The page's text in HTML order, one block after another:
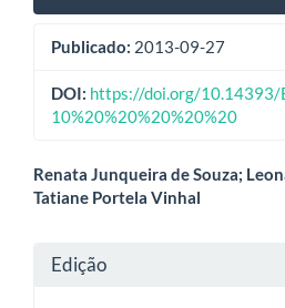
Publicado: 2013-09-27
DOI: https://doi.org/10.14393/
10%20%20%20%20%20
Conteúdo
artigo
Renata Junqueira de Souza;
Tatiane Portela Vinhal
Detalhes
do
Edição